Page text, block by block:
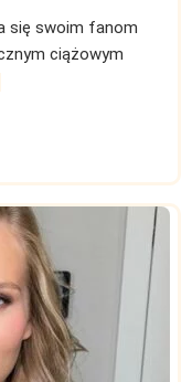
się swoim fanom
ciążowym